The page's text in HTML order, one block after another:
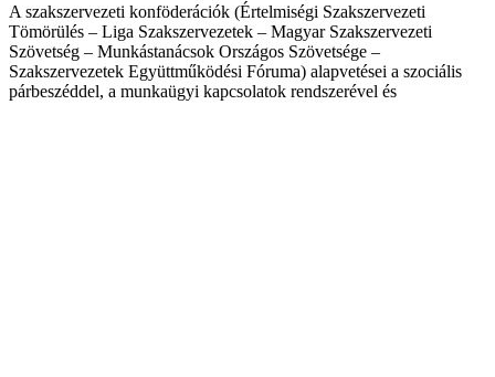
A szakszervezeti konföderációk (Értelmiségi Szakszervezeti
Tömörülés – Liga Szakszervezetek – Magyar Szakszervezeti
Szövetség – Munkástanácsok Országos Szövetsége –
Szakszervezetek Együttműködési Fóruma) alapvetései a szociális
párbeszéddel, a munkaügyi kapcsolatok rendszerével és